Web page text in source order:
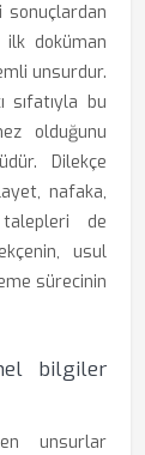
sonuçlardan
ilk doküman
unsurdur.
sıfatıyla bu
olduğunu
Dilekçe
nafaka,
de
usul
sürecinin
bilgiler
unsurlar